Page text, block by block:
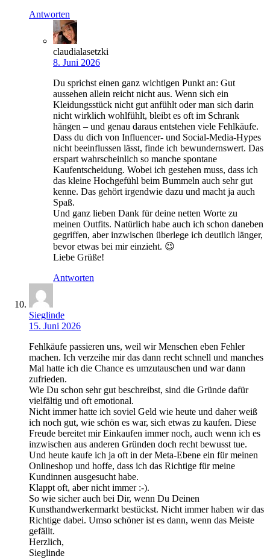
Antworten
claudialasetzki
8. Juni 2026
Du sprichst einen ganz wichtigen Punkt an: Gut
aussehen allein reicht nicht aus. Wenn sich ein
Kleidungsstück nicht gut anfühlt oder man sich darin
nicht wirklich wohlfühlt, bleibt es oft im Schrank
hängen – und genau daraus entstehen viele Fehlkäufe.
Dass du dich von Influencer- und Social-Media-Hypes
nicht beeinflussen lässt, finde ich bewundernswert. Das
erspart wahrscheinlich so manche spontane
Kaufentscheidung. Wobei ich gestehen muss, dass ich
das kleine Hochgefühl beim Bummeln auch sehr gut
kenne. Das gehört irgendwie dazu und macht ja auch
Spaß.
Und ganz lieben Dank für deine netten Worte zu
meinen Outfits. Natürlich habe auch ich schon daneben
gegriffen, aber inzwischen überlege ich deutlich länger,
bevor etwas bei mir einzieht. 😉
Liebe Grüße!
Antworten
Sieglinde
15. Juni 2026
Fehlkäufe passieren uns, weil wir Menschen eben Fehler
machen. Ich verzeihe mir das dann recht schnell und manches
Mal hatte ich die Chance es umzutauschen und war dann
zufrieden.
Wie Du schon sehr gut beschreibst, sind die Gründe dafür
vielfältig und oft emotional.
Nicht immer hatte ich soviel Geld wie heute und daher weiß
ich noch gut, wie schön es war, sich etwas zu kaufen. Diese
Freude bereitet mir Einkaufen immer noch, auch wenn ich es
inzwischen aus anderen Gründen doch recht bewusst tue.
Und heute kaufe ich ja oft in der Meta-Ebene ein für meinen
Onlineshop und hoffe, dass ich das Richtige für meine
Kundinnen ausgesucht habe.
Klappt oft, aber nicht immer :-).
So wie sicher auch bei Dir, wenn Du Deinen
Kunsthandwerkermarkt bestückst. Nicht immer haben wir das
Richtige dabei. Umso schöner ist es dann, wenn das Meiste
gefällt.
Herzlich,
Sieglinde